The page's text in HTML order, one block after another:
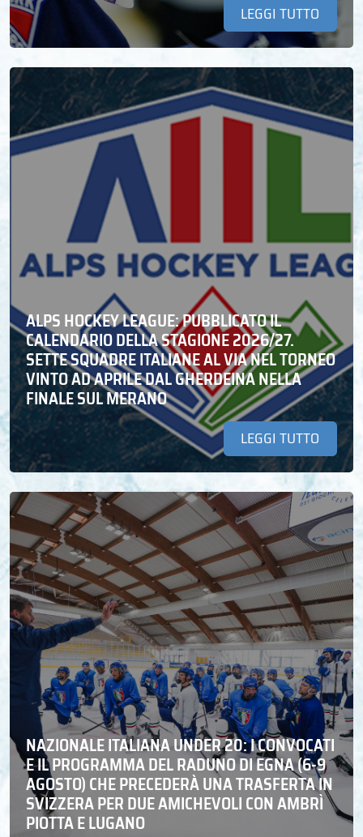
LEGGI TUTTO
ALPS HOCKEY LEAGUE: PUBBLICATO IL
CALENDARIO DELLA STAGIONE 2026/27.
SETTE SQUADRE ITALIANE AL VIA NEL TORNEO
VINTO AD APRILE DAL GHERDEINA NELLA
FINALE SUL MERANO
LEGGI TUTTO
NAZIONALE ITALIANA UNDER 20: I CONVOCATI
E IL PROGRAMMA DEL RADUNO DI EGNA (6-9
AGOSTO) CHE PRECEDERÀ UNA TRASFERTA IN
SVIZZERA PER DUE AMICHEVOLI CON AMBRÌ
PIOTTA E LUGANO